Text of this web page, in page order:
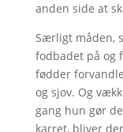
anden side at
Særligt måden,
fodbadet på og
fødder
og sjov. Og
gang hun gør
karret, bliver